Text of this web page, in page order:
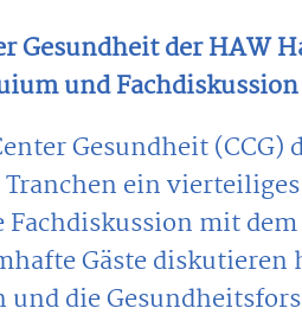
Gesundheit der HAW
und
Gesundheit
ein
Fachdiskussion mit
Gäste diskutieren
und die